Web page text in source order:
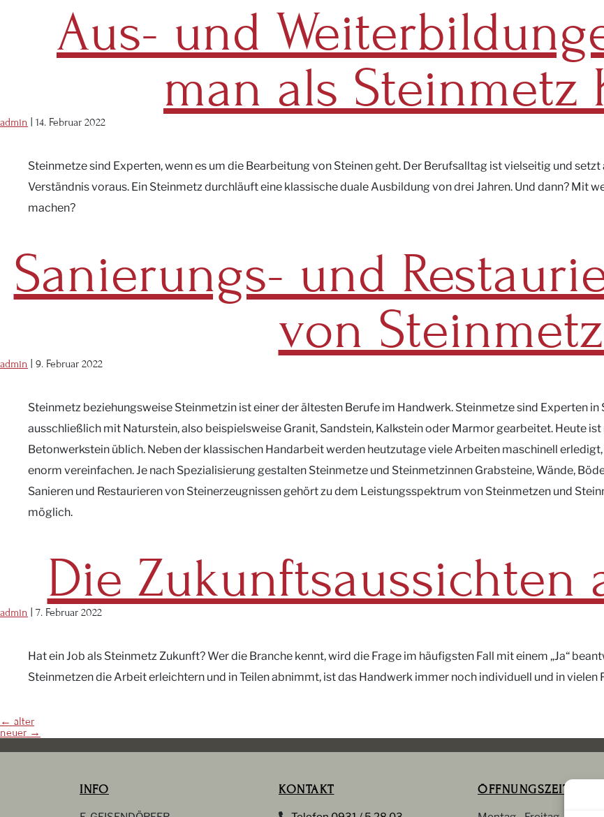
Aus- und
man als Steinmetz
admin 14. Februar 2022
Steinmetze sind Experten, wenn es um die Bearbeitung von Steinen geht. Der Berufsalltag ist vielseitig und
Verständnis voraus. Ein Steinmetz durchläuft eine klassische duale Ausbildung von drei Jahren. Und dann? Mit
machen?
Sanierungs- und
von
admin 9. Februar 2022
Steinmetz beziehungsweise Steinmetzin ist einer der ältesten Berufe im Handwerk. Steinmetze sind Experten
ausschließlich mit Naturstein, also beispielsweise Granit, Sandstein, Kalkstein oder Marmor gearbeitet. Heute
Betonwerkstein üblich. Neben der klassischen Handarbeit werden heutzutage viele Arbeiten maschinell
enorm vereinfachen. Je nach Spezialisierung gestalten Steinmetze und Steinmetzinnen Grabsteine, Wände,
Sanieren und Restaurieren von Steinerzeugnissen gehört zu dem Leistungsspektrum von Steinmetzen und
möglich.
Die Zukunftsaussichten
admin 7. Februar 2022
Hat ein Job als Steinmetz Zukunft? Wer die Branche kennt, wird die Frage im häufigsten Fall mit einem „Ja“
Steinmetzen die Arbeit erleichtern und in Teilen abnimmt, ist das Handwerk immer noch individuell und in vielen
Beitragsnavigation
← älter
neuer →
INFO KONTAKT ÖFFNUNGSZEITEN